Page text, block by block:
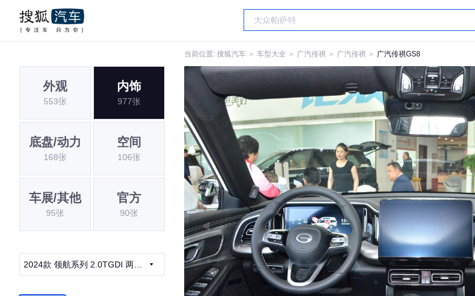
当前位置: 搜狐汽车 ＞ 车型大全 ＞ 广汽传祺 ＞ 广汽传祺 ＞ 广汽传祺GS8
外观
553张
内饰
977张
底盘/动力
168张
空间
106张
车展/其他
95张
官方
90张
2024款 领航系列 2.0TGDI 两驱